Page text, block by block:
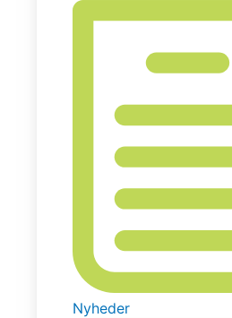
Nyheder